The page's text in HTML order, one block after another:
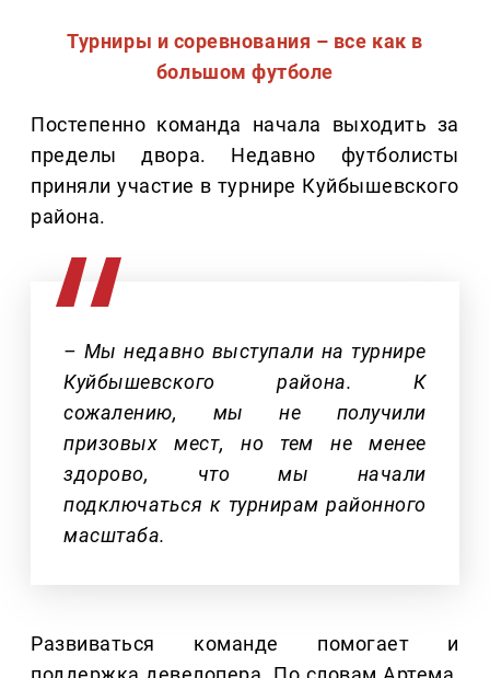
Турниры и соревнования – все как в
большом футболе
Постепенно команда начала выходить за
пределы двора. Недавно футболисты
приняли участие в турнире Куйбышевского
района.
– Мы недавно выступали на турнире
Куйбышевского района. К
сожалению, мы не получили
призовых мест, но тем не менее
здорово, что мы начали
подключаться к турнирам районного
масштаба.
Развиваться команде помогает и